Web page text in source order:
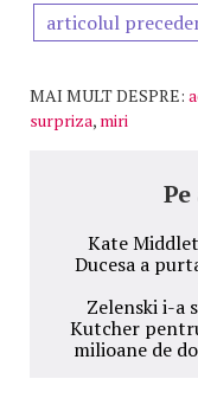
articolul
MAI MULT DESPRE:
surpriza, miri
Kate
Ducesa a
Zelenski i-a
Kutcher
milioane de